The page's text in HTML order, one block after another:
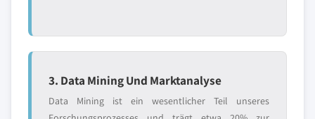
3. Data Mining Und Marktanalyse
Data Mining ist ein wesentlicher Teil unseres